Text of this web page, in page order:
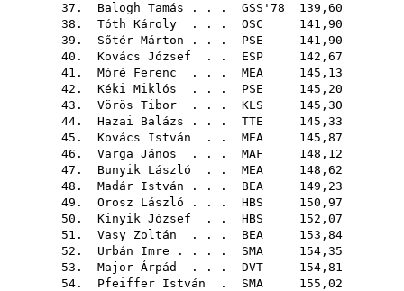
37. Balogh Tamás . . . GSS'78 139,60
38. Tóth Károly . . . OSC 141,90
39. Sőtér Márton . . . PSE 141,90
40. Kovács József . . ESP 142,67
41. Móré Ferenc . . . MEA 145,13
42. Kéki Miklós . . . PSE 145,20
43. Vörös Tibor . . . KLS 145,30
44. Hazai Balázs . . . TTE 145,33
45. Kovács István . . MEA 145,87
46. Varga János . . . MAF 148,12
47. Bunyik László . . MEA 148,62
48. Madár István . . . BEA 149,23
49. Orosz László . . . HBS 150,97
50. Kinyik József . . HBS 152,07
51. Vasy Zoltán . . . BEA 153,84
52. Urbán Imre . . . . SMA 154,35
53. Major Árpád . . . DVT 154,81
54. Pfeiffer István . SMA 155,02